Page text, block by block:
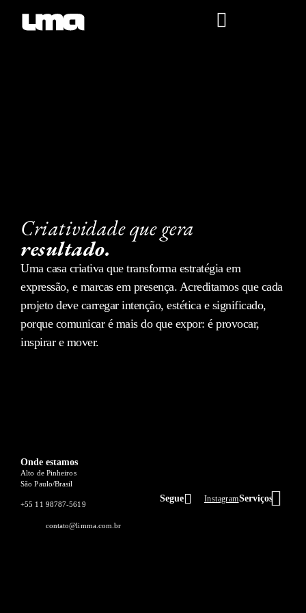
Criatividade que gera
resultado.
Uma casa criativa que transforma estratégia em
expressão, e marcas em presença. Acreditamos que cada
projeto deve carregar intenção, estética e significado,
porque comunicar é mais do que expor: é provocar,
inspirar e mover.
Onde estamos
Alto de Pinheiros
São Paulo/Brasil
+55 11 98787-5619
contato@limma.com.br
Segue InstagramServiços